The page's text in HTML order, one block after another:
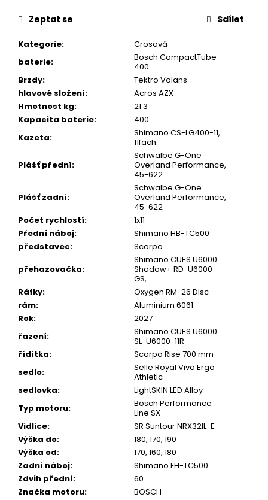
Kategorie:
Crosová
baterie:
Bosch CompactTube
400
Brzdy:
Tektro Volans
hlavové složení:
Acros AZX
Hmotnost kg:
21.3
Kapacita baterie:
400
Kazeta:
Shimano CS-LG400-11,
11fach
Plášť přední:
Schwalbe G-One
Overland Performance,
45-622
Plášť zadní:
Schwalbe G-One
Overland Performance,
45-622
Počet rychlostí:
1x11
Přední náboj:
Shimano HB-TC500
představec:
Scorpo
přehazovačka:
Shimano CUES U6000
Shadow+ RD-U6000-
GS,
Ráfky:
Oxygen RM-26 Disc
rám:
Aluminium 6061
Rok:
2027
řazení:
Shimano CUES U6000
SL-U6000-11R
řídítka:
Scorpo Rise 700 mm
sedlo:
Selle Royal Vivo Ergo
Athletic
sedlovka:
LightSKIN LED Alloy
Typ motoru:
Bosch Performance
Line SX
Vidlice:
SR Suntour NRX32IL-E
Výška do:
180, 170, 190
Výška od:
170, 160, 180
Zadní náboj:
Shimano FH-TC500
Zdvih přední:
60
Značka motoru: BOSCH
Zeptat se Sdílet
m